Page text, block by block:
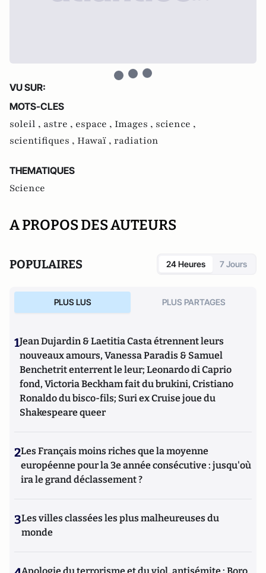
VU SUR:
MOTS-CLES
soleil , astre , espace , Images , science ,
scientifiques , Hawaï , radiation
THEMATIQUES
Science
A PROPOS DES AUTEURS
POPULAIRES 24 Heures 7 Jours
PLUS LUS PLUS PARTAGES
1Jean Dujardin & Laetitia Casta étrennent leurs
nouveaux amours, Vanessa Paradis & Samuel
Benchetrit enterrent le leur; Leonardo di Caprio
fond, Victoria Beckham fait du brukini, Cristiano
Ronaldo du bisco-fils; Suri ex Cruise joue du
Shakespeare queer
2Les Français moins riches que la moyenne
européenne pour la 3e année consécutive : jusqu'où
ira le grand déclassement ?
3Les villes classées les plus malheureuses du
monde